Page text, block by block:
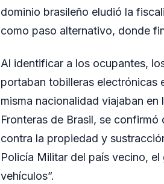
dominio brasileño eludió la
como paso alternativo, donde
Al identificar a los ocupantes,
portaban tobilleras electrónicas
misma nacionalidad viajaban
Fronteras de Brasil, se
contra la propiedad y
Policía Militar del país vecino,
vehículos”.